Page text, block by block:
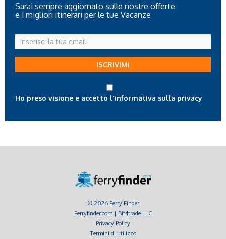
Sarai sempre aggiornato sulle nostre offerte
e i migliori itinerari per le tue Vacanze
Inserisci
la
tua
ISCRIVIMI
Ho preso visione e accetto l'informativa sulla privacy
© 2026 Ferry Finder
Ferryfinder.com | Bit4trade LLC
Privacy Policy
Termini di utilizzo